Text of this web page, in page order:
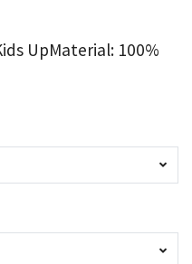
UpMaterial: 100%